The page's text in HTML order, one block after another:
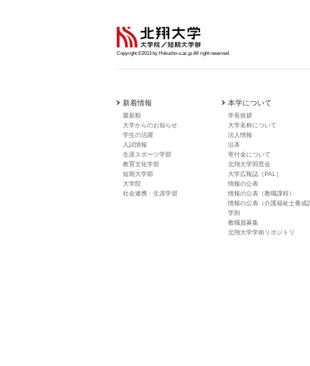
Copyright ©2013 by Hokusho-u.ac.jp All right reserved.
新着情報
最新順
大学からのお知らせ
学生の活躍
入試情報
生涯スポーツ学部
教育文化学部
短期大学部
大学院
社会連携・生涯学習
本学について
学長挨拶
大学名称について
法人情報
沿革
寄付金について
北翔大学同窓会
大学広報誌［PAL］
情報の公表
情報の公表（教職課程）
情報の公表（介護福祉士養成
学則
教職員募集
北翔大学学術リポジトリ